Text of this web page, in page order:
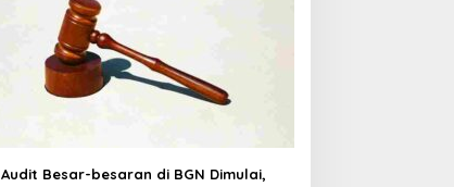
Audit Besar-besaran di BGN Dimulai,